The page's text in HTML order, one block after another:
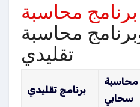
برنامج محاسبة
محاسبة
تقليدي
محاسبة
سحابي
برنامج تقليدي